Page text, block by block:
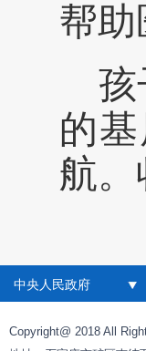
帮
的
航